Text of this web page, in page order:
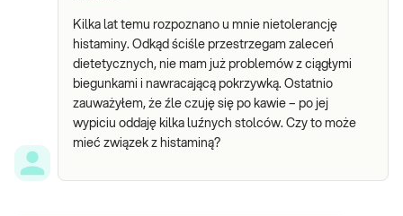
Kilka lat temu rozpoznano u mnie nietolerancję
histaminy. Odkąd ściśle przestrzegam zaleceń
dietetycznych, nie mam już problemów z ciągłymi
biegunkami i nawracającą pokrzywką. Ostatnio
zauważyłem, że źle czuję się po kawie – po jej
wypiciu oddaję kilka luźnych stolców. Czy to może
mieć związek z histaminą?